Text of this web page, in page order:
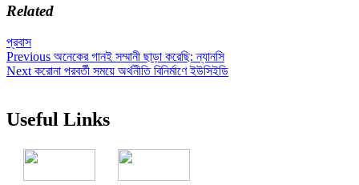
Related
প্রবাস
Post
navigation
Previous Previous
post:
অনেকের গানই সম্মানী ছাড়া করেছি: ন্যানসি
Next Next
করোনা পরবর্তী সময়ে অর্থনীতি বিনির্মাণে ইউসিইডি
Useful Links